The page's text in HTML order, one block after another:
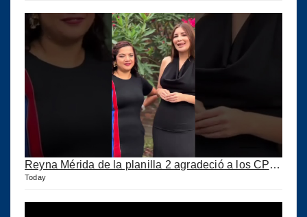
Reyna Mérida de la planilla 2 agradeció a los CPA por su confianza
Today